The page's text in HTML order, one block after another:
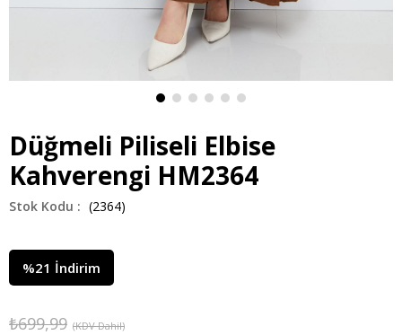
Düğmeli Piliseli Elbise
Kahverengi HM2364
(2364)
%21 İndirim
₺699,99 (KDV Dahil)